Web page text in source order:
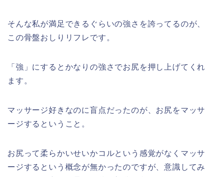
そんな私が満足できるぐらいの強さを誇ってるのが、
この骨盤おしりリフレです。
「強」にするとかなりの強さでお尻を押し上げてくれ
ます。
マッサージ好きなのに盲点だったのが、お尻をマッサ
ージするということ。
お尻って柔らかいせいかコルという感覚がなくマッサ
ージするという概念が無かったのですが、意識してみ